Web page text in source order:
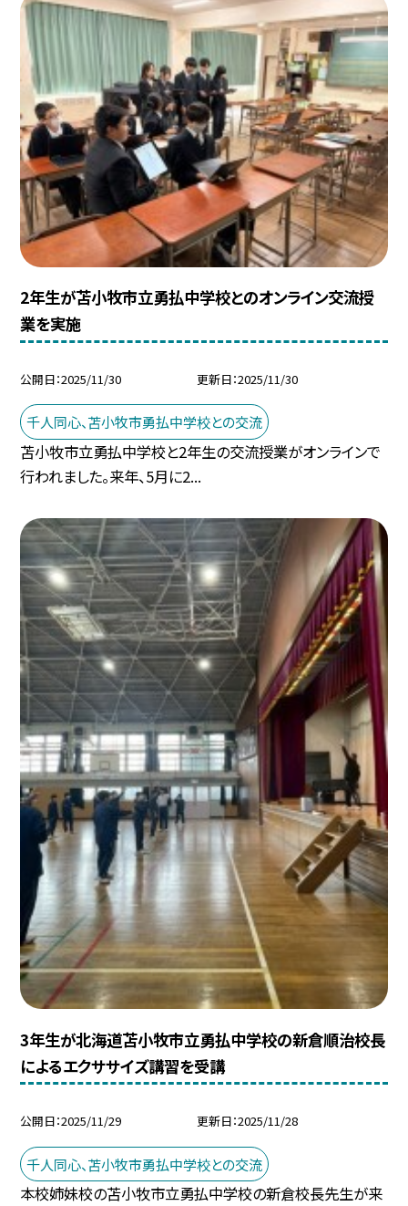
2年生が苫小牧市立勇払中学校とのオンライン交流授
業を実施
公開日 2025/11/30 更新日 2025/11/30
千人同心、苫小牧市勇払中学校との交流
苫小牧市立勇払中学校と2年生の交流授業がオンラインで
行われました。来年、5月に2...
3年生が北海道苫小牧市立勇払中学校の新倉順治校長
によるエクササイズ講習を受講
公開日 2025/11/29 更新日 2025/11/28
千人同心、苫小牧市勇払中学校との交流
本校姉妹校の苫小牧市立勇払中学校の新倉校長先生が来